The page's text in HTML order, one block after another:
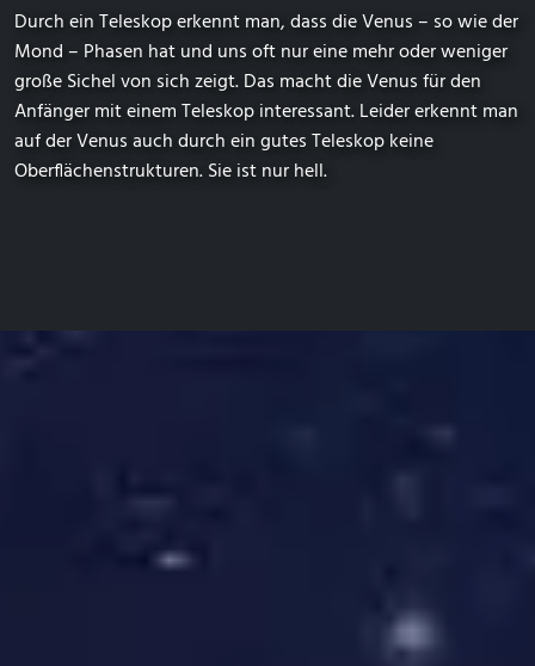
Durch ein Teleskop erkennt man, dass die Venus – so wie der
Mond – Phasen hat und uns oft nur eine mehr oder weniger
große Sichel von sich zeigt. Das macht die Venus für den
Anfänger mit einem Teleskop interessant. Leider erkennt man
auf der Venus auch durch ein gutes Teleskop keine
Oberflächenstrukturen. Sie ist nur hell.